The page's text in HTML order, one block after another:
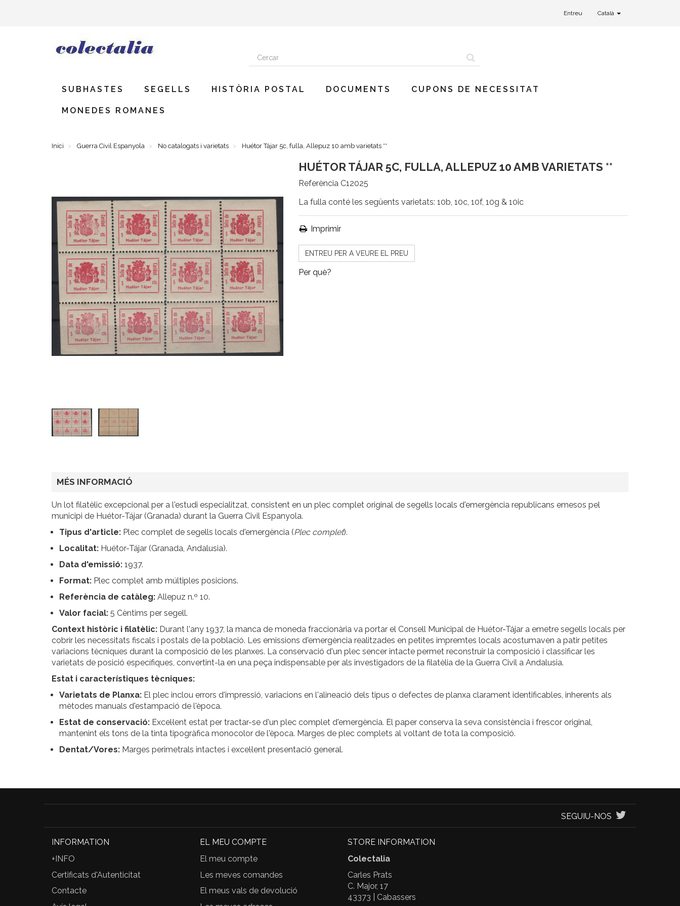
Entreu Català
SUBHASTES SEGELLS HISTÒRIA POSTAL DOCUMENTS CUPONS DE NECESSITAT
MONEDES ROMANES
Inici Guerra Civil Espanyola No catalogats i varietats Huétor Tájar 5c, fulla, Allepuz 10 amb varietats **
HUÉTOR TÁJAR 5C, FULLA, ALLEPUZ 10 AMB VARIETATS **
Referència C12025
La fulla conté les següents varietats: 10b, 10c, 10f, 10g & 10ic
Imprimir
ENTREU PER A VEURE EL PREU
Per què?
MÉS INFORMACIÓ
Un lot filatèlic excepcional per a l'estudi especialitzat, consistent en un plec complet original de segells locals d'emergència republicans emesos pel
municipi de Huétor-Tájar (Granada) durant la Guerra Civil Espanyola.
Tipus d'article: Plec complet de segells locals d'emergència (Plec complet).
Localitat: Huétor-Tájar (Granada, Andalusia).
Data d'emissió: 1937.
Format: Plec complet amb múltiples posicions.
Referència de catàleg: Allepuz n.º 10.
Valor facial: 5 Cèntims per segell.
Context històric i filatèlic: Durant l'any 1937, la manca de moneda fraccionària va portar el Consell Municipal de Huétor-Tájar a emetre segells locals per
cobrir les necessitats fiscals i postals de la població. Les emissions d'emergència realitzades en petites impremtes locals acostumaven a patir petites
variacions tècniques durant la composició de les planxes. La conservació d'un plec sencer intacte permet reconstruir la composició i classificar les
varietats de posició específiques, convertint-la en una peça indispensable per als investigadors de la filatèlia de la Guerra Civil a Andalusia.
Estat i característiques tècniques:
Varietats de Planxa: El plec inclou errors d'impressió, variacions en l'alineació dels tipus o defectes de planxa clarament identificables, inherents als
mètodes manuals d'estampació de l'època.
Estat de conservació: Excel·lent estat per tractar-se d'un plec complet d'emergència. El paper conserva la seva consistència i frescor original,
mantenint els tons de la tinta tipogràfica monocolor de l'època. Marges de plec complets al voltant de tota la composició.
Dentat/Vores: Marges perimetrals intactes i excel·lent presentació general.
SEGUIU-NOS
INFORMATION
+INFO
Certificats d'Autenticitat
Contacte
EL MEU COMPTE
El meu compte
Les meves comandes
El meus vals de devolució
STORE INFORMATION
Colectalia
Carles Prats
C. Major, 17
43373 | Cabassers